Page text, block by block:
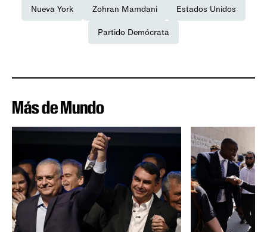
Nueva York Zohran Mamdani Estados Unidos
Partido Demócrata
Más de Mundo